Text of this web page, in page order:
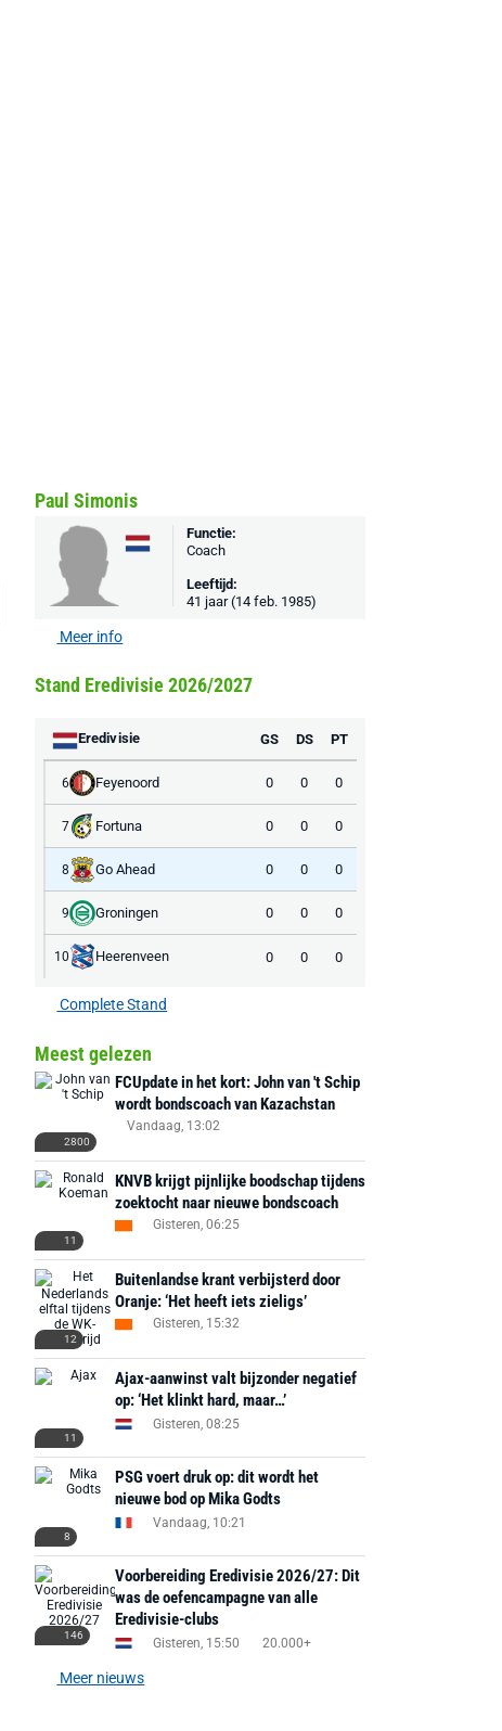
Paul Simonis
Functie:
Coach
Leeftijd:
41 jaar (14 feb. 1985)
Meer info
Stand Eredivisie 2026/2027
Eredivisie GS DS PT
6 Feyenoord 0 0 0
7 Fortuna 0 0 0
8 Go Ahead 0 0 0
9 Groningen 0 0 0
10 Heerenveen 0 0 0
Complete Stand
Meest gelezen
2800
FCUpdate in het kort: John van 't Schip
wordt bondscoach van Kazachstan
Vandaag, 13:02
11
KNVB krijgt pijnlijke boodschap tijdens
zoektocht naar nieuwe bondscoach
Gisteren, 06:25
12
Buitenlandse krant verbijsterd door
Oranje: ‘Het heeft iets zieligs’
Gisteren, 15:32
11
Ajax-aanwinst valt bijzonder negatief
op: ‘Het klinkt hard, maar…’
Gisteren, 08:25
8
PSG voert druk op: dit wordt het
nieuwe bod op Mika Godts
Vandaag, 10:21
146
Voorbereiding Eredivisie 2026/27: Dit
was de oefencampagne van alle
Eredivisie-clubs
Gisteren, 15:50 20.000+
Meer nieuws